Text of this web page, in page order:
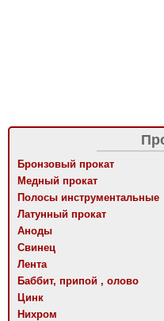
Бронзовый прокат
Медный прокат
Полосы инструментальные
Латунный прокат
Аноды
Свинец
Лента
Баббит, припой , олово
Цинк
Нихром